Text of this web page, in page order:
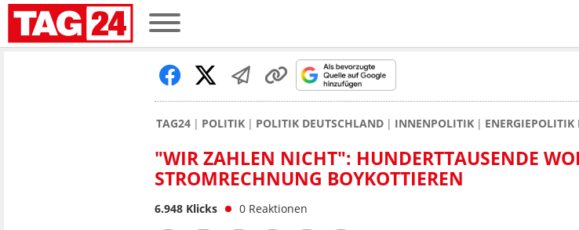
TAG24 POLITIK POLITIK DEUTSCHLAND INNENPOLITIK ENERGIEPOLITIK
"WIR ZAHLEN NICHT": HUNDERTTAUSENDE
STROMRECHNUNG BOYKOTTIEREN
6.948 Klicks 0 Reaktionen